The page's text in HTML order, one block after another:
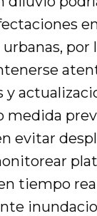
por
y
medida
evitar
tiempo